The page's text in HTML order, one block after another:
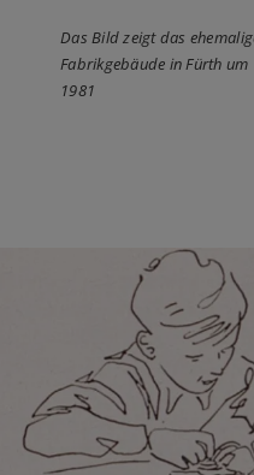
Das Bild zeigt das
Fabrikgebäude in Fürth um
1981